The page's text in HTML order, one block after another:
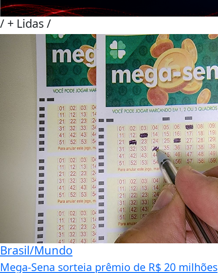
/ + Lidas/
Brasil/Mundo
Mega-Sena sorteia prêmio de R$ 20 milhões